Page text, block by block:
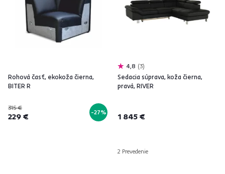
Rohová časť, ekokoža čierna,
BITER R
315 €
229 € -27%
4,8 3
Sedacia súprava, koža čierna,
pravá, RIVER
1 845 €
2 Prevedenie